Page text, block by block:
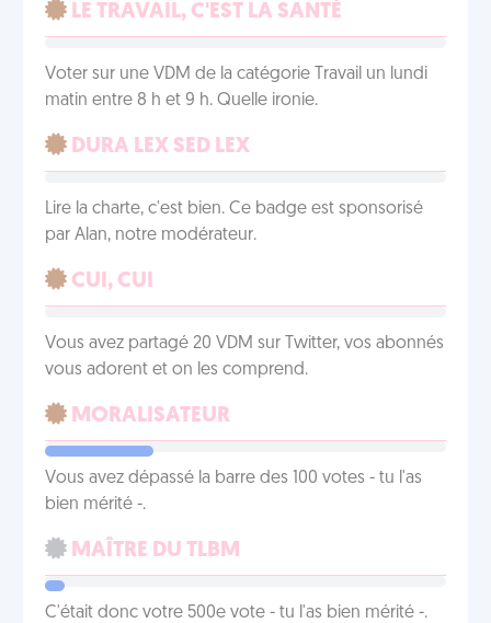
LE TRAVAIL, C'EST LA SANTÉ
Voter sur une VDM de la catégorie Travail un lundi
matin entre 8 h et 9 h. Quelle ironie.
DURA LEX SED LEX
Lire la charte, c'est bien. Ce badge est sponsorisé
par Alan, notre modérateur.
CUI, CUI
Vous avez partagé 20 VDM sur Twitter, vos abonnés
vous adorent et on les comprend.
MORALISATEUR
Vous avez dépassé la barre des 100 votes - tu l'as
bien mérité -.
MAÎTRE DU TLBM
C'était donc votre 500e vote - tu l'as bien mérité -.